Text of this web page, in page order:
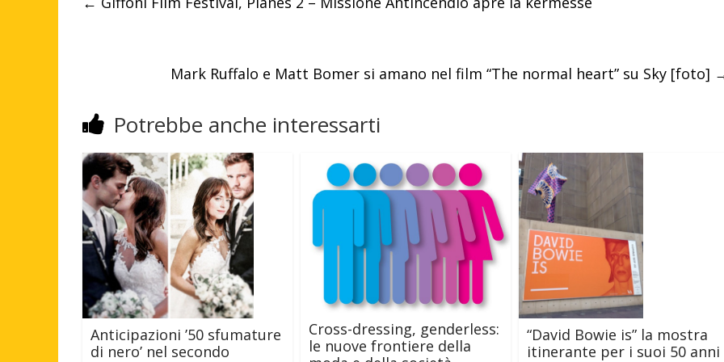
Mark Ruffalo e Matt Bomer si amano nel film “The normal heart” su Sky [foto]
Potrebbe anche interessarti
Anticipazioni ’50 sfumature
di nero’ nel secondo
Cross-dressing, genderless:
le nuove frontiere della
“David Bowie is” la mostra
itinerante per i suoi 50 anni